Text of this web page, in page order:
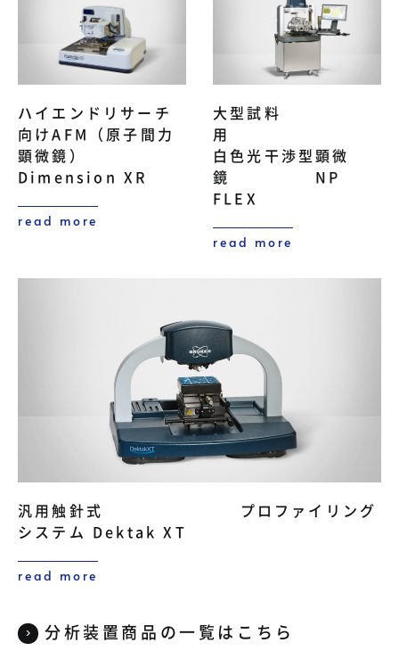
ハイエンドリサーチ
向けAFM（原子間力
顕微鏡）
Dimension XR
read more
大型試料
用
白色光干渉型顕微
鏡 NP
FLEX
read more
汎用触針式 プロファイリング
システム Dektak XT
read more
分析装置商品の一覧はこちら